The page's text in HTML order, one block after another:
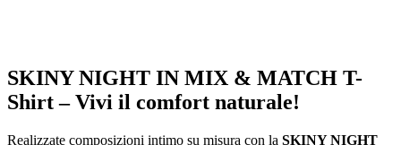
SKINY NIGHT IN MIX & MATCH T-
Shirt – Vivi il comfort naturale!
Realizzate composizioni intimo su misura con la SKINY NIGHT